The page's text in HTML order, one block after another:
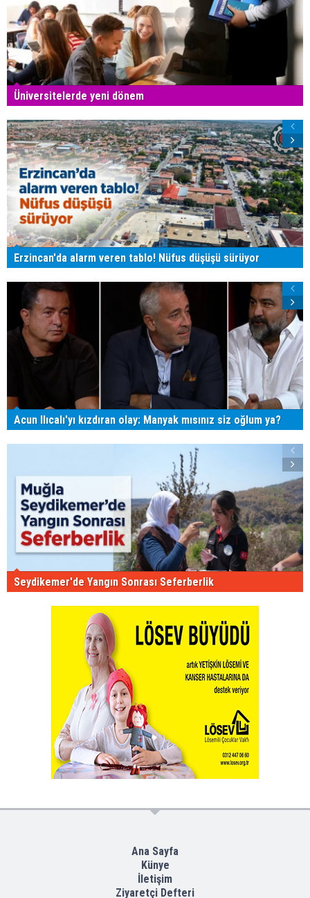
Üniversitelerde yeni dönem
Erzincan'da alarm veren tablo! Nüfus düşüşü sürüyor
Acun Ilıcalı'yı kızdıran olay: Manyak mısınız siz oğlum ya?
Seydikemer'de Yangın Sonrası Seferberlik
Ana Sayfa
Künye
İletişim
Ziyaretçi Defteri